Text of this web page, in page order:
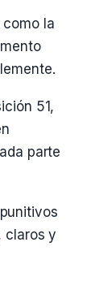
la
51,
parte
claros y